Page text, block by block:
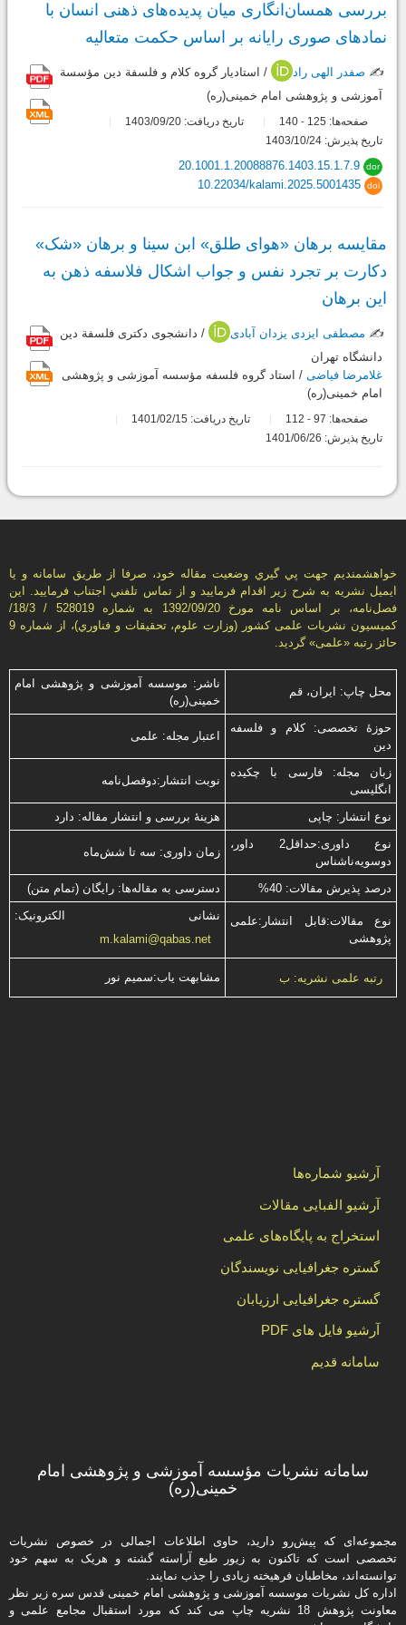
بررسی همسان‌انگاری میان پدیده‌های ذهنی انسان با
نمادهای صوری رایانه بر اساس حکمت متعالیه
✍️ صفدر الهی راد
/ استادیار گروه کلام و فلسفة دین مؤسسة
آموزشی و پژوهشی امام خمینی(ره)
صفحه‌ها: 125
-
تاریخ دریافت: 1403/09/20
تاریخ پذیرش: 1403/10/24
dor
20.1001.1.20088876.1403.15.1.7.9
doi
10.22034/kalami.2025.5001435
مقایسه برهان «هوای طلق» ابن‌ سینا و برهان «شک»
دکارت بر تجرد نفس و جواب اشکال فلاسفه ذهن به
این برهان
✍️ مصطفی ایزدی یزدان آبادی
/ دانشجوی دکتری فلسفة دین
دانشگاه تهران
غلامرضا فیاضی / استاد گروه فلسفه مؤسسه آموزشی و پژوهشی
امام خمینی(ره)
صفحه‌ها: 97
-
تاریخ دریافت: 1401/02/15
تاریخ پذیرش: 1401/06/26
خواهشمنديم جهت پي گيري وضعيت مقاله خود، صرفا از طريق سامانه و يا
ايميل نشريه به شرح زير اقدام فرماييد و از تماس تلفني اجتناب فرماييد. اين
فصل‌نامه، بر اساس نامه مورخ 1392/09/20 به شماره 528019 / 18/3/
كميسيون نشريات علمی كشور (وزارت علوم، تحقيقات و فناوري)، از شماره 9
حائز رتبه «علمی» گرديد.
محل چاپ: ایران، قم
ناشر: موسسه آموزشی و پژوهشی امام
خمینی(ره)
حوزۀ تخصصی: کلام و فلسفه
دین
اعتبار مجله: علمی
زبان مجله: فارسی با چكیده
انگلیسی
نوبت انتشار:دوفصل‌نامه
نوع انتشار: چاپی
هزینۀ بررسی و انتشار مقاله: دارد
نوع داوری:حداقل2 داور،
دوسویه‌ناشناس
زمان داوری: سه تا شش‌ماه
درصد پذیرش مقالات: 40% دسترسی به مقاله‌ها: رایگان (تمام متن)
نوع مقالات:قابل انتشار:علمی
پژوهشی
نشانی الکترونیک:
m.kalami@qabas.net
رتبه علمی نشریه: ب مشابهت ياب:سميم نور
آرشیو شماره‌ها
آرشیو الفبایی مقالات
استخراج به پایگاه‌های علمی
گستره جغرافیایی نویسندگان
گستره جغرافیایی ارزیابان
آرشیو فایل های PDF
سامانه قدیم
سامانه نشریات مؤسسه آموزشی و پژوهشی امام
خمینی(ره)
مجموعه‌ای که پیش‌رو دارید،‌ حاوی اطلاعات اجمالی در خصوص نشریات
تخصصی است که تاکنون به زیور طبع آراسته گشته و هریک به سهم خود
توانسته‌اند، مخاطبان فرهیخته‌ زیادی را جذب نمایند.
اداره كل نشریات موسسه آموزشی و پژوهشی امام خمینی قدس سره زیر نظر
معاونت پژوهش 18 نشریه چاپ می کند که مورد استقبال مجامع علمی و